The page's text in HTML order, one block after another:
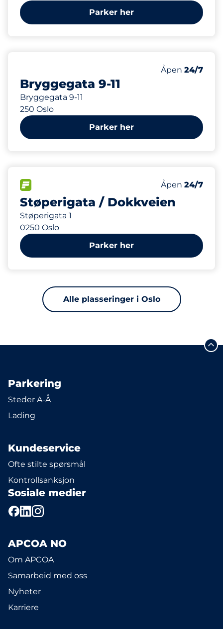
Parker her
Bryggegata 9-11
Bryggegata 9-11
250 Oslo
Antall
5
Torsdag&nbsp
Åpen 24/7
Parker her
Støperigata / Dokkveien
Støperigata 1
0250 Oslo
Antall
12
Torsdag&nbsp
Åpen 24/7
368 m
Parker her
Alle plasseringer i Oslo
Parkering
Steder A-Å
Lading
Kundeservice
Ofte stilte spørsmål
Kontrollsanksjon
Sosiale medier
APCOA NO
Om APCOA
Samarbeid med oss
Nyheter
Karriere